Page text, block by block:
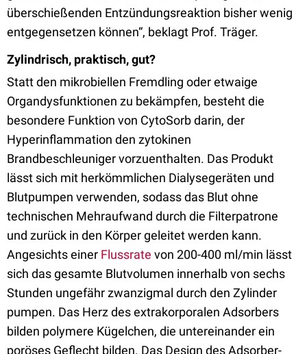
überschießenden Entzündungsreaktion bisher wenig
entgegensetzen können“, beklagt Prof. Träger.
Zylindrisch, praktisch, gut?
Statt den mikrobiellen Fremdling oder etwaige
Organdysfunktionen zu bekämpfen, besteht die
besondere Funktion von CytoSorb darin, der
Hyperinflammation den zytokinen
Brandbeschleuniger vorzuenthalten. Das Produkt
lässt sich mit herkömmlichen Dialysegeräten und
Blutpumpen verwenden, sodass das Blut ohne
technischen Mehraufwand durch die Filterpatrone
und zurück in den Körper geleitet werden kann.
Angesichts einer Flussrate von 200-400 ml/min lässt
sich das gesamte Blutvolumen innerhalb von sechs
Stunden ungefähr zwanzigmal durch den Zylinder
pumpen. Das Herz des extrakorporalen Adsorbers
bilden polymere Kügelchen, die untereinander ein
poröses Geflecht bilden. Das Design des Adsorber-